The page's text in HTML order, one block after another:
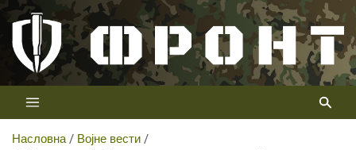
Скип
цонтент
Телевизија ФРОНТ
Први војни канал у Србији
Насловна
Војне вести